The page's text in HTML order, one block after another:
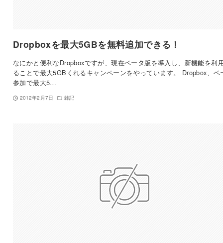
Dropboxを最大5GBを無料追加できる！
なにかと便利なDropboxですが、現在ベータ版を導入し、新機能を利
ることで最大5GBくれるキャンペーンをやっています。 Dropbox、ベ
参加で最大5…
2012年2月7日 雑記